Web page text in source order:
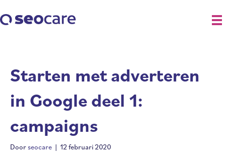
Starten met adverteren
in Google deel 1:
campaigns
Doorseocare | 12 februari 2020